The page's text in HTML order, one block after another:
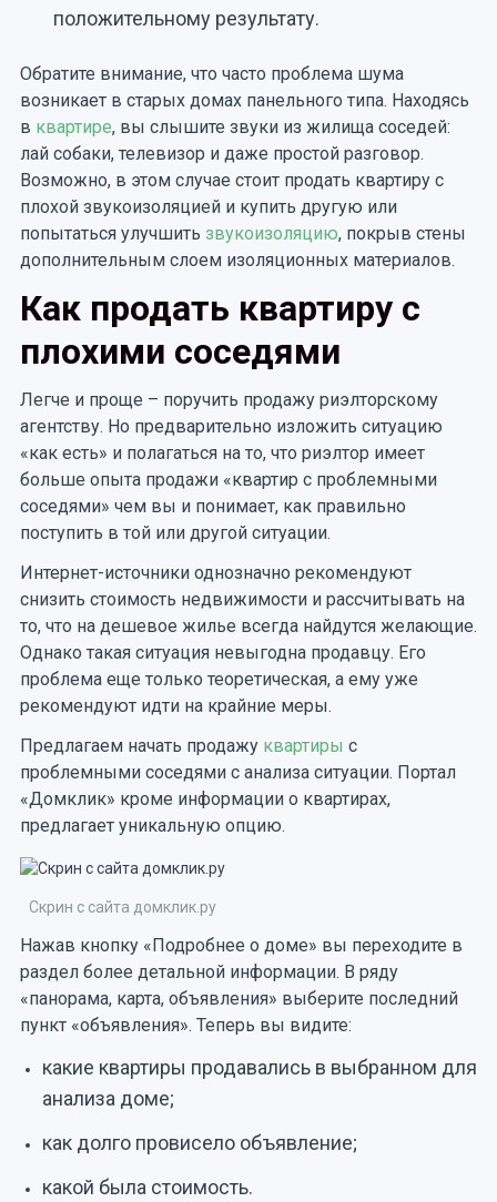
положительному результату.
Обратите внимание, что часто проблема шума
возникает в старых домах панельного типа. Находясь
в квартире, вы слышите звуки из жилища соседей:
лай собаки, телевизор и даже простой разговор.
Возможно, в этом случае стоит продать квартиру с
плохой звукоизоляцией и купить другую или
попытаться улучшить звукоизоляцию, покрыв стены
дополнительным слоем изоляционных материалов.
Как продать квартиру с
плохими соседями
Легче и проще – поручить продажу риэлторскому
агентству. Но предварительно изложить ситуацию
«как есть» и полагаться на то, что риэлтор имеет
больше опыта продажи «квартир с проблемными
соседями» чем вы и понимает, как правильно
поступить в той или другой ситуации.
Интернет-источники однозначно рекомендуют
снизить стоимость недвижимости и рассчитывать на
то, что на дешевое жилье всегда найдутся желающие.
Однако такая ситуация невыгодна продавцу. Его
проблема еще только теоретическая, а ему уже
рекомендуют идти на крайние меры.
Предлагаем начать продажу квартиры с
проблемными соседями с анализа ситуации. Портал
«Домклик» кроме информации о квартирах,
предлагает уникальную опцию.
Скрин с сайта домклик.ру
Нажав кнопку «Подробнее о доме» вы переходите в
раздел более детальной информации. В ряду
«панорама, карта, объявления» выберите последний
пункт «объявления». Теперь вы видите:
какие квартиры продавались в выбранном для
анализа доме;
как долго провисело объявление;
какой была стоимость.